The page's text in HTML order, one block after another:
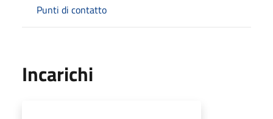
Punti di contatto
Incarichi